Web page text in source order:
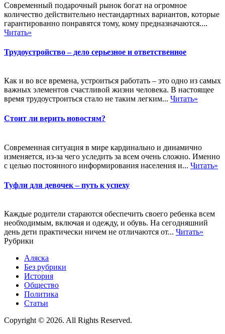
Современный подарочный рынок богат на огромное
количество действительно нестандартных вариантов, которые
гарантированно понравятся тому, кому предназначаются....
Читать»
Трудоустройство – дело серьезное и ответственное
Как и во все времена, устроиться работать – это одно из самых
важных элементов счастливой жизни человека. В настоящее
время трудоустроиться стало не таким легким... Читать»
Стоит ли верить новостям?
Современная ситуация в мире кардинально и динамично
изменяется, из-за чего уследить за всем очень сложно. Именно
с целью постоянного информирования населения и... Читать»
Туфли для девочек – путь к успеху
Каждые родители стараются обеспечить своего ребенка всем
необходимым, включая и одежду, и обувь. На сегодняшний
день дети практически ничем не отличаются от... Читать»
Рубрики
Аляска
Без рубрики
История
Общество
Политика
Статьи
Copyright © 2026. All Rights Reserved.